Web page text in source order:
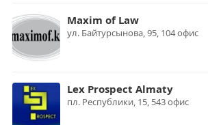
Maxim of Law
ул. Байтурсынова, 95, 104 офис
Lex Prospect Almaty
пл. Республики, 15, 543 офис